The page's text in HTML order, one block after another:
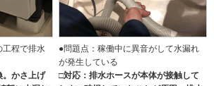
工程で排水
。かさ上げ
●問題点：稼働中に異音がして水漏れ
が発生している
□対応：排水ホースが本体が接触して